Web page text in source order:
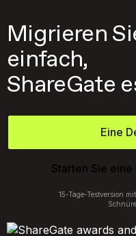
Migrieren
einfach,
ShareGate
Eine
Starten Sie
15-Tage-Testversion